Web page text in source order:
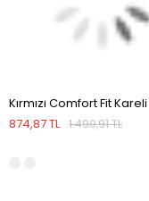
874,87 TL 1.499,91 TL